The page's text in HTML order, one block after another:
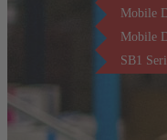
Mobile
Mobile
SB1